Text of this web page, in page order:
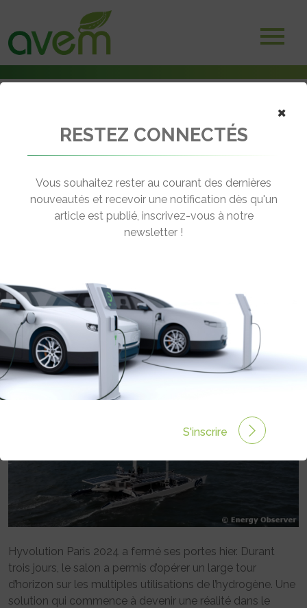
Salon Hyvolution : des nouvelles d’Energy Observer
← Revenir aux actualités
NOUVELLES D’ENERGY OBSERVER
Rédigé par Emmanuel Maumon le 02 Fév 2024 à 06:00
0 commentaires
Hyvolution Paris 2024 a fermé ses portes hier. Durant
trois jours, le salon a permis d’opérer un large tour
d’horizon sur les multiples utilisations de l’hydrogène. Une
solution qui commence à devenir une réalité dans le
×
RESTEZ CONNECTÉS
Vous souhaitez rester au courant des dernières
nouveautés et recevoir une notification dès qu'un
article est publié, inscrivez-vous à notre
newsletter !
S'inscrire